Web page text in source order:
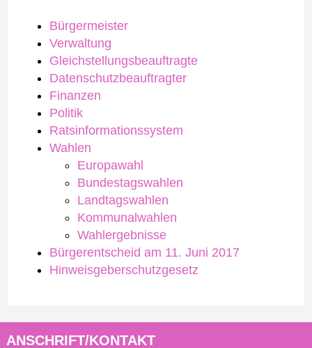
Bürgermeister
Verwaltung
Gleichstellungsbeauftragte
Datenschutzbeauftragter
Finanzen
Politik
Ratsinformationssystem
Wahlen
Europawahl
Bundestagswahlen
Landtagswahlen
Kommunalwahlen
Wahlergebnisse
Bürgerentscheid am 11. Juni 2017
Hinweisgeberschutzgesetz
ANSCHRIFT/KONTAKT